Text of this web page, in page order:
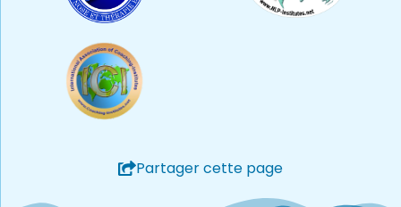
Partager cette page